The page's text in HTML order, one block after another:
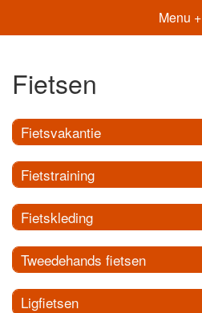
Menu +
Fietsen
Fietsvakantie
Fietstraining
Fietskleding
Tweedehands fietsen
Ligfietsen